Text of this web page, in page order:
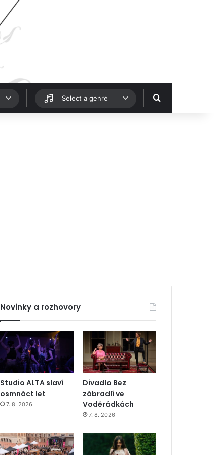
Select a genre Hledat
Novinky a rozhovory
Studio ALTA slaví
osmnáct let
7. 8. 2026
Divadlo Bez
zábradlí ve
Voděrádkách
7. 8. 2026